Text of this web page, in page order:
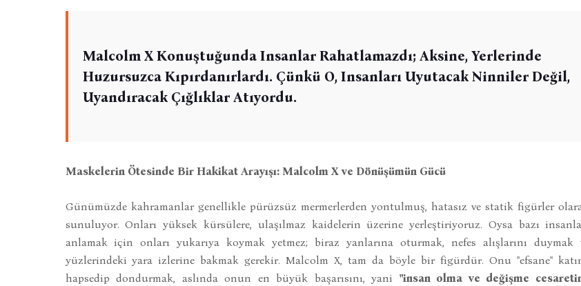
Malcolm X Konuştuğunda Insanlar Rahatlamazdı; Aksine, Yerlerinde
Huzursuzca Kıpırdanırlardı. Çünkü O, Insanları Uyutacak Ninniler Değil,
Uyandıracak Çığlıklar Atıyordu.
Maskelerin Ötesinde Bir Hakikat Arayışı: Malcolm X ve Dönüşümün Gücü
Günümüzde kahramanlar genellikle pürüzsüz mermerlerden yontulmuş, hatasız ve statik figürler
sunuluyor. Onları yüksek kürsülere, ulaşılmaz kaidelerin üzerine yerleştiriyoruz. Oysa bazı
anlamak için onları yukarıya koymak yetmez; biraz yanlarına oturmak, nefes alışlarını duymak
yüzlerindeki yara izlerine bakmak gerekir. Malcolm X, tam da böyle bir figürdür. Onu "efsane"
hapsedip dondurmak, aslında onun en büyük başarısını, yani "insan olma ve değişme